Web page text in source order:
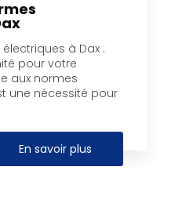
à Dax :
pour votre
aux normes
une nécessité pour
En savoir plus